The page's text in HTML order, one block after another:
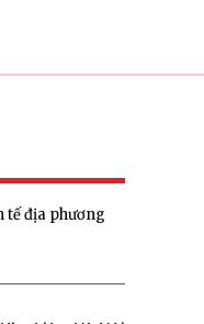
tế địa phương